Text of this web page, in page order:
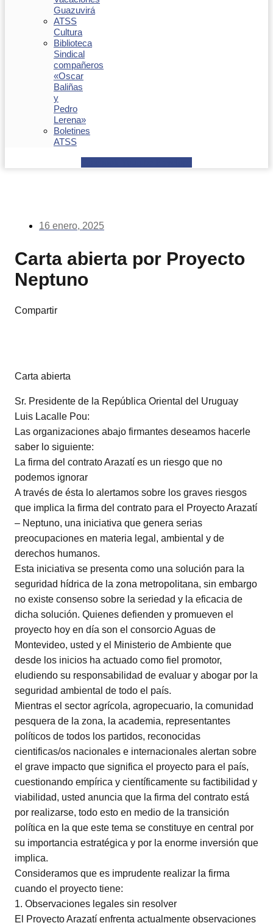
Guazuvirá
ATSS
Cultura
Biblioteca
Sindical
compañeros
«Oscar
Baliñas
y
Pedro
Lerena»
Boletines
ATSS
16 enero, 2025
Carta abierta por Proyecto
Neptuno
Compartir
Carta abierta
Sr. Presidente de la República Oriental del Uruguay
Luis Lacalle Pou:
Las organizaciones abajo firmantes deseamos hacerle
saber lo siguiente:
La firma del contrato Arazatí es un riesgo que no
podemos ignorar
A través de ésta lo alertamos sobre los graves riesgos
que implica la firma del contrato para el Proyecto Arazatí
– Neptuno, una iniciativa que genera serias
preocupaciones en materia legal, ambiental y de
derechos humanos.
Esta iniciativa se presenta como una solución para la
seguridad hídrica de la zona metropolitana, sin embargo
no existe consenso sobre la seriedad y la eficacia de
dicha solución. Quienes defienden y promueven el
proyecto hoy en día son el consorcio Aguas de
Montevideo, usted y el Ministerio de Ambiente que
desde los inicios ha actuado como fiel promotor,
eludiendo su responsabilidad de evaluar y abogar por la
seguridad ambiental de todo el país.
Mientras el sector agrícola, agropecuario, la comunidad
pesquera de la zona, la academia, representantes
políticos de todos los partidos, reconocidas
cientificas/os nacionales e internacionales alertan sobre
el grave impacto que significa el proyecto para el país,
cuestionando empírica y científicamente su factibilidad y
viabilidad, usted anuncia que la firma del contrato está
por realizarse, todo esto en medio de la transición
política en la que este tema se constituye en central por
su importancia estratégica y por la enorme inversión que
implica.
Consideramos que es imprudente realizar la firma
cuando el proyecto tiene:
1. Observaciones legales sin resolver
El Proyecto Arazatí enfrenta actualmente observaciones